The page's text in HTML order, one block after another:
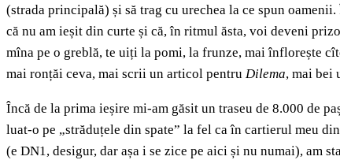
(strada principală) și să trag cu urechea la ce spun
că nu am ieșit din curte și că, în ritmul ăsta, voi deveni
mîna pe o greblă, te uiți la pomi, la frunze, mai înflorește
mai ronțăi ceva, mai scrii un articol pentru Dilema, mai bei
Încă de la prima ieșire mi-am găsit un traseu de 8.000 de
luat-o pe „străduțele din spate” la fel ca în cartierul meu
(e DN1, desigur, dar așa i se zice pe aici și nu numai), am